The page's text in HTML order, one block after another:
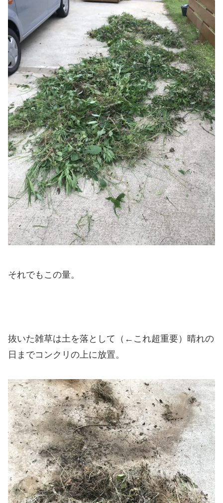
それでもこの量。
抜いた雑草は土を落として（←これ超重要）晴れの
日までコンクリの上に放置。